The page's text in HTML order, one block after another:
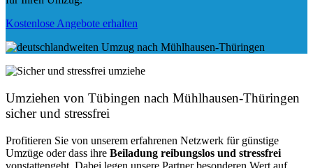
Kostenlose Angebote erhalten
Umziehen von Tübingen nach Mühlhausen-Thüringen
sicher und stressfrei
Profitieren Sie von unserem erfahrenen Netzwerk für günstige
Umzüge oder dass ihre Beiladung reibungslos und stressfrei
vonstattengeht. Dabei legen unsere Partner besonderen Wert auf